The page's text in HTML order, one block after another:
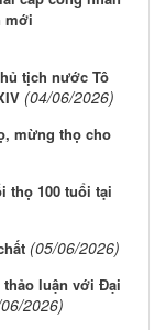
mới
tịch nước Tô
(04/06/2026)
mừng thọ cho
thọ 100 tuổi tại
(05/06/2026)
thảo luận với Đại
2026)